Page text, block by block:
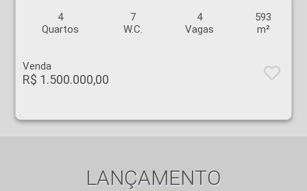
4
Quartos
7
W.C.
4
Vagas
593
m²
Venda
R$ 1.500.000,00
LANÇAMENTO